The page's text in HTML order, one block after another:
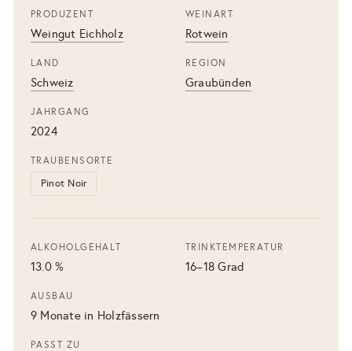
PRODUZENT
Weingut Eichholz
WEINART
Rotwein
LAND
Schweiz
REGION
Graubünden
JAHRGANG
2024
TRAUBENSORTE
Pinot Noir
ALKOHOLGEHALT
13.0 %
TRINKTEMPERATUR
16–18 Grad
AUSBAU
9 Monate in Holzfässern
PASST ZU